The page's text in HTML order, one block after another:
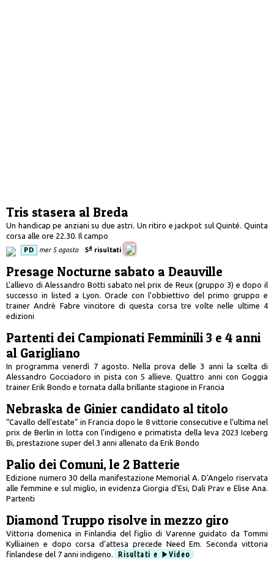
Tris stasera al Breda
Un handicap pe anziani su due astri. Un ritiro e jackpot sul Quinté. Quinta
corsa alle ore 22.30. Il campo
PD mer 5 agosto 5a risultati
Presage Nocturne sabato a Deauville
L'allievo di Alessandro Botti sabato nel prix de Reux (gruppo 3) e dopo il
successo in listed a Lyon. Oracle con l'obbiettivo del primo gruppo e
trainer Andrè Fabre vincitore di questa corsa tre volte nelle ultime 4
edizioni
Partenti dei Campionati Femminili 3 e 4 anni
al Garigliano
In programma venerdì 7 agosto. Nella prova delle 3 anni la scelta di
Alessandro Gocciadoro in pista con 5 allieve. Quattro anni con Goggia
trainer Erik Bondo e tornata dalla brillante stagione in Francia
Nebraska de Ginier candidato al titolo
“Cavallo dell'estate” in Francia dopo le 8 vittorie consecutive e l'ultima nel
prix de Berlin in lotta con l'indigeno e primatista della leva 2023 Iceberg
Bi, prestazione super del 3 anni allenato da Erik Bondo
Palio dei Comuni, le 2 Batterie
Edizione numero 30 della manifestazione Memorial A. D'Angelo riservata
alle femmine e sul miglio, in evidenza Giorgia d'Esi, Dali Prav e Elise Ana.
Partenti
Diamond Truppo risolve in mezzo giro
Vittoria domenica in Finlandia del figlio di Varenne guidato da Tommi
Kylliainen e dopo corsa d'attesa precede Need Em. Seconda vittoria
finlandese del 7 anni indigeno.
Risultati e Video